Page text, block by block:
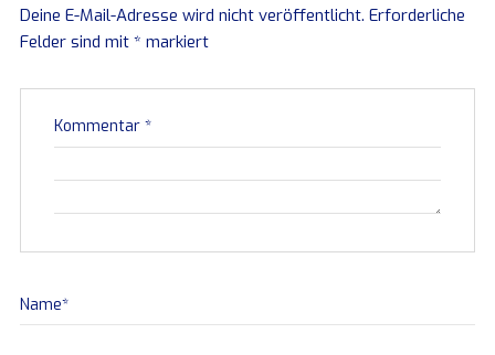
Deine E-Mail-Adresse wird nicht veröffentlicht. Erforderliche
Felder sind mit * markiert
Kommentar *
Name*